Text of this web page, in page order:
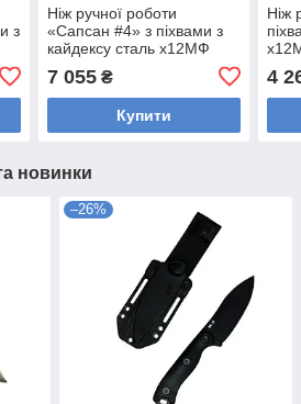
з
Ніж ручної роботи
«Сапсан #4» з піхвами з
кайдексу сталь х12МФ
7 055₴
Купити
Ніж
4
новинки
–26%